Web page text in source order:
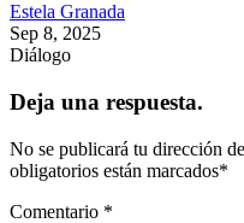
Estela Granada
Sep 8, 2025
Diálogo
Deja una respuesta.
No se publicará tu dirección
obligatorios están marcados*
Comentario *